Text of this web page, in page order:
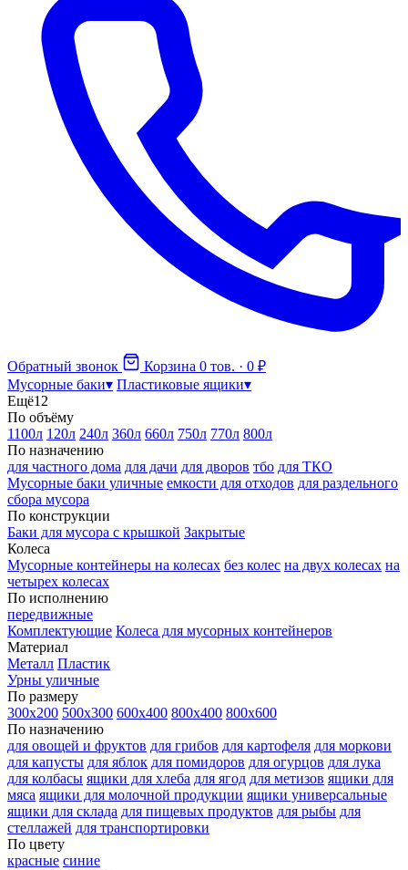
Обратный звонок Корзина 0 тов. · 0 ₽
Мусорные баки▾ Пластиковые ящики▾
Ещё12
По объёму
1100л 120л 240л 360л 660л 750л 770л 800л
По назначению
для частного дома для дачи для дворов тбо для ТКО
Мусорные баки уличные емкости для отходов для раздельного
сбора мусора
По конструкции
Баки для мусора с крышкой Закрытые
Колеса
Мусорные контейнеры на колесах без колес на двух колесах на
четырех колесах
По исполнению
передвижные
Комплектующие Колеса для мусорных контейнеров
Материал
Металл Пластик
Урны уличные
По размеру
300х200 500х300 600х400 800х400 800х600
По назначению
для овощей и фруктов для грибов для картофеля для моркови
для капусты для яблок для помидоров для огурцов для лука
для колбасы ящики для хлеба для ягод для метизов ящики для
мяса ящики для молочной продукции ящики универсальные
ящики для склада для пищевых продуктов для рыбы для
стеллажей для транспортировки
По цвету
красные синие